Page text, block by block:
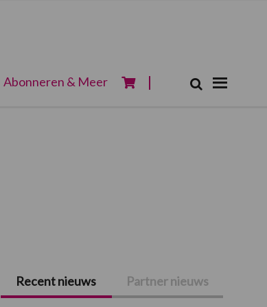
Abonneren & Meer Zoek
Primaire
Recent nieuws Partner nieuws